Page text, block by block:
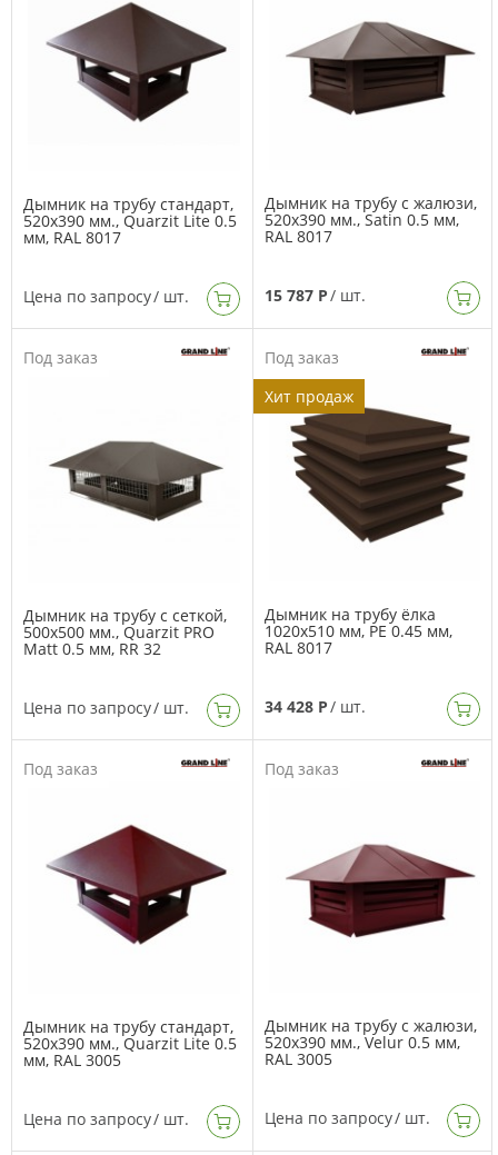
Дымник на трубу стандарт,
520х390 мм., Quarzit Lite 0.5
мм, RAL 8017
Цена по запросу/ шт.
Дымник на трубу с жалюзи,
520х390 мм., Satin 0.5 мм,
RAL 8017
15 787 Р/ шт.
Под заказ
Дымник на трубу с сеткой,
500х500 мм., Quarzit PRO
Matt 0.5 мм, RR 32
Цена по запросу/ шт.
Под заказ
Хит продаж
Дымник на трубу ёлка
1020х510 мм, PE 0.45 мм,
RAL 8017
34 428 Р/ шт.
Под заказ
Дымник на трубу стандарт,
520х390 мм., Quarzit Lite 0.5
мм, RAL 3005
Цена по запросу/ шт.
Под заказ
Дымник на трубу с жалюзи,
520х390 мм., Velur 0.5 мм,
RAL 3005
Цена по запросу/ шт.